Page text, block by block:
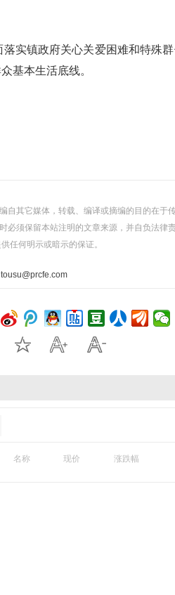
实镇政府关心关爱困难和特殊
基本生活底线。
其它媒体，转载、编译或摘编的目的在于
必须保留本站注明的文章来源，并自负法律
任何明示或暗示的保证。
名称 现价 涨跌幅